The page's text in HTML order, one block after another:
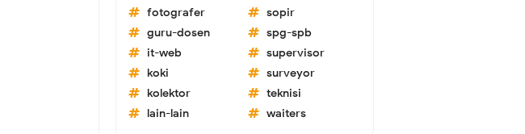
fotografer
guru-dosen
it-web
koki
kolektor
lain-lain
sopir
spg-spb
supervisor
surveyor
teknisi
waiters